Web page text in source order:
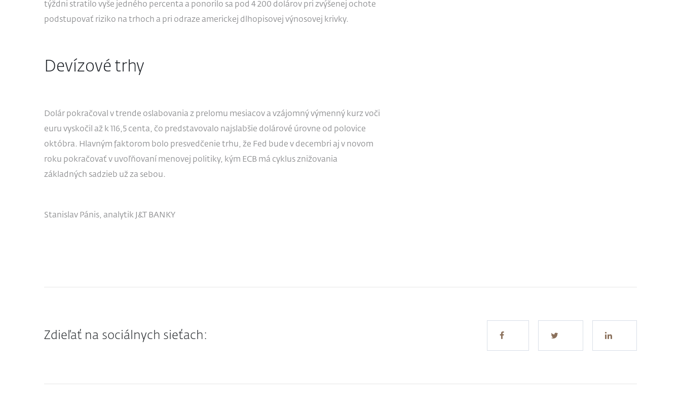
týždni stratilo vyše jedného percenta a ponorilo sa pod 4 200 dolárov pri zvýšenej ochote
podstupovať riziko na trhoch a pri odraze americkej dlhopisovej výnosovej krivky.
Devízové trhy
Dolár pokračoval v trende oslabovania z prelomu mesiacov a vzájomný výmenný kurz voči
euru vyskočil až k 116,5 centa, čo predstavovalo najslabšie dolárové úrovne od polovice
októbra. Hlavným faktorom bolo presvedčenie trhu, že Fed bude v decembri aj v novom
roku pokračovať v uvoľňovaní menovej politiky, kým ECB má cyklus znižovania
základných sadzieb už za sebou.
Stanislav Pánis, analytik J&T BANKY
Zdieľať na sociálnych sieťach: